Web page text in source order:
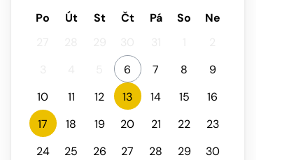
Po Út St Čt Pá So
Ne
6 7 8
9
10
11 12 13 14 15
16
17
18 19 20 21 22
23
24
25 26 27 28 29
30